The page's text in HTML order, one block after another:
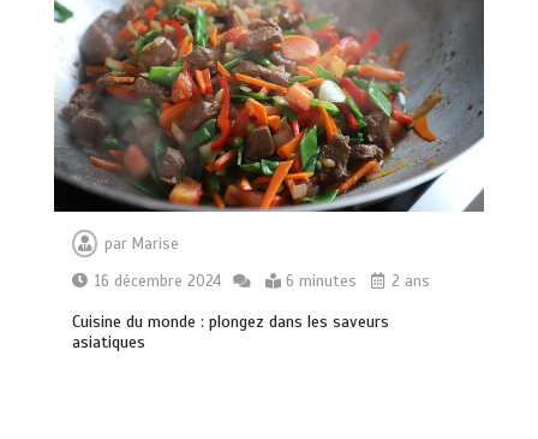
parMarise
16 décembre 2024
6 minutes 2 ans
Cuisine du monde : plongez dans les saveurs
asiatiques